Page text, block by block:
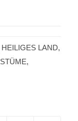
HEILIGES LAND,
,